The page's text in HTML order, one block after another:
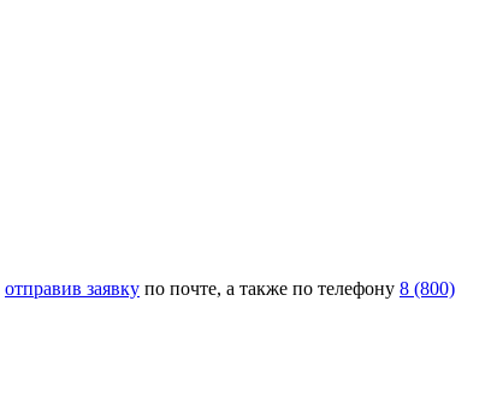
отправив заявку по почте, а также по телефону 8 (800)